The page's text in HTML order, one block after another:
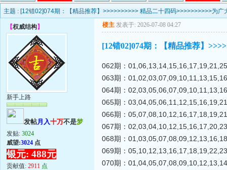
主题 : [12错02]074期：【精品推荐】>>>>>>>>>> 精品二十四码>>>>>>>>>>为广
【权威结构】
新手上路
发帖月入十万不是梦
发贴: 3024
威望:3024 点
银元: 488元
贡献值: 2911 点
楼主 发表于: 2026-07-08 04:27
[12错02]074期：【精品推荐】
062期：
063期：
064期：
065期：
066期：
067期：
068期：
069期：
070期：